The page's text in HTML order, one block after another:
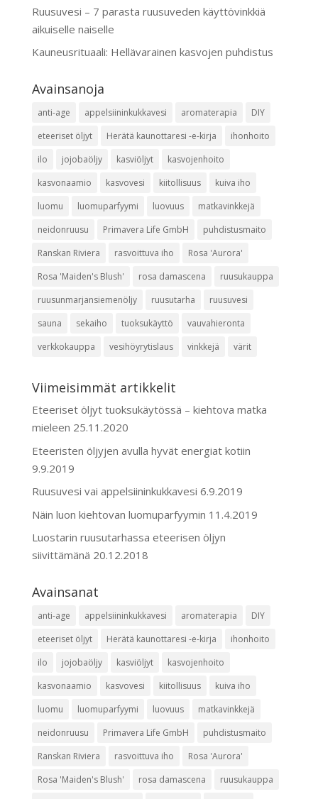
Ruusuvesi – 7 parasta ruusuveden käyttövinkkiä
aikuiselle naiselle
Kauneusrituaali: Hellävarainen kasvojen puhdistus
Avainsanoja
anti-age appelsiininkukkavesi aromaterapia
DIY
eteeriset öljyt
Herätä kaunottaresi -e-kirja
ihonhoito
ilo
jojobaöljy kasviöljyt
kasvojenhoito
kasvonaamio
kasvovesi kiitollisuus
kuiva iho
luomu
luomuparfyymi luovuus
matkavinkkejä
neidonruusu
Primavera Life GmbH
puhdistusmaito
Ranskan Riviera
rasvoittuva iho
Rosa 'Aurora'
Rosa 'Maiden's Blush'
rosa damascena
ruusukauppa
ruusunmarjansiemenöljy
ruusutarha
ruusuvesi
sauna
sekaiho tuoksukäyttö
vauvahieronta
verkkokauppa
vesihöyrytislaus vinkkejä värit
Viimeisimmät artikkelit
Eteeriset öljyt tuoksukäytössä – kiehtova matka
mieleen 25.11.2020
Eteeristen öljyjen avulla hyvät energiat kotiin
9.9.2019
Ruusuvesi vai appelsiininkukkavesi 6.9.2019
Näin luon kiehtovan luomuparfyymin 11.4.2019
Luostarin ruusutarhassa eteerisen öljyn
siivittämänä 20.12.2018
Avainsanat
anti-age appelsiininkukkavesi aromaterapia
DIY
eteeriset öljyt
Herätä kaunottaresi -e-kirja
ihonhoito
ilo
jojobaöljy kasviöljyt
kasvojenhoito
kasvonaamio
kasvovesi kiitollisuus
kuiva iho
luomu
luomuparfyymi luovuus
matkavinkkejä
neidonruusu
Primavera Life GmbH
puhdistusmaito
Ranskan Riviera
rasvoittuva iho
Rosa 'Aurora'
Rosa 'Maiden's Blush'
rosa damascena
ruusukauppa